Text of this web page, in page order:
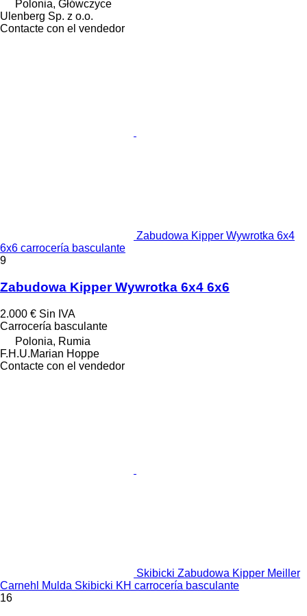
Polonia, Główczyce
Ulenberg Sp. z o.o.
Contacte con el vendedor
Zabudowa Kipper Wywrotka 6x4
6x6 carrocería basculante
9
Zabudowa Kipper Wywrotka 6x4 6x6
2.000 € Sin IVA
Carrocería basculante
Polonia, Rumia
F.H.U.Marian Hoppe
Contacte con el vendedor
Skibicki Zabudowa Kipper Meiller
Carnehl Mulda Skibicki KH carrocería basculante
16